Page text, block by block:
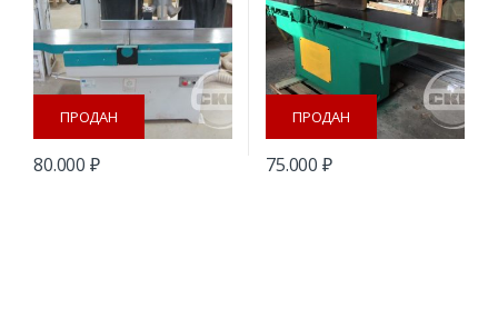
ПРОДАН
80.000₽
ПРОДАН
75.000₽